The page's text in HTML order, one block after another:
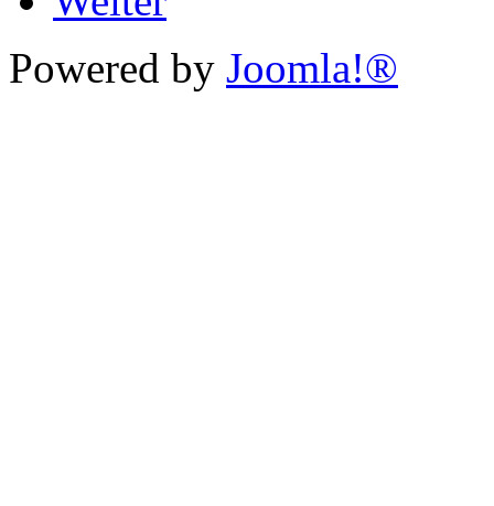
Powered by Joomla!®